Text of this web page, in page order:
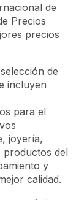
de
Precios
precios
de
incluyen
para el
joyería,
productos del
y
calidad.